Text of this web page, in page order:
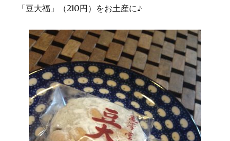
「豆大福」（210円）をお土産に♪